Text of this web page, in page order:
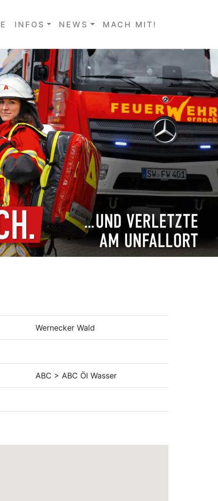
INFOS NEWS MACH MIT!
Wernecker Wald
ABC > ABC Öl Wasser